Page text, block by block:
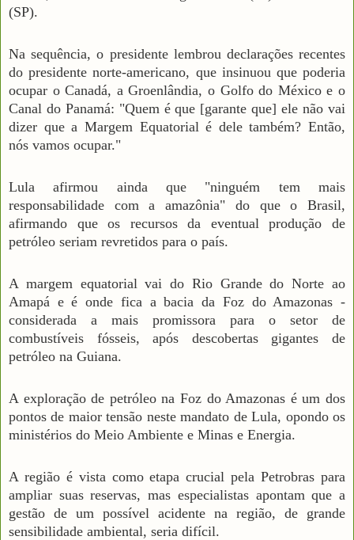
(SP).
Na sequência, o presidente lembrou declarações recentes
do presidente norte-americano, que insinuou que poderia
ocupar o Canadá, a Groenlândia, o Golfo do México e o
Canal do Panamá: "Quem é que [garante que] ele não vai
dizer que a Margem Equatorial é dele também? Então,
nós vamos ocupar."
Lula afirmou ainda que "ninguém tem mais
responsabilidade com a amazônia" do que o Brasil,
afirmando que os recursos da eventual produção de
petróleo seriam revretidos para o país.
A margem equatorial vai do Rio Grande do Norte ao
Amapá e é onde fica a bacia da Foz do Amazonas -
considerada a mais promissora para o setor de
combustíveis fósseis, após descobertas gigantes de
petróleo na Guiana.
A exploração de petróleo na Foz do Amazonas é um dos
pontos de maior tensão neste mandato de Lula, opondo os
ministérios do Meio Ambiente e Minas e Energia.
A região é vista como etapa crucial pela Petrobras para
ampliar suas reservas, mas especialistas apontam que a
gestão de um possível acidente na região, de grande
sensibilidade ambiental, seria difícil.